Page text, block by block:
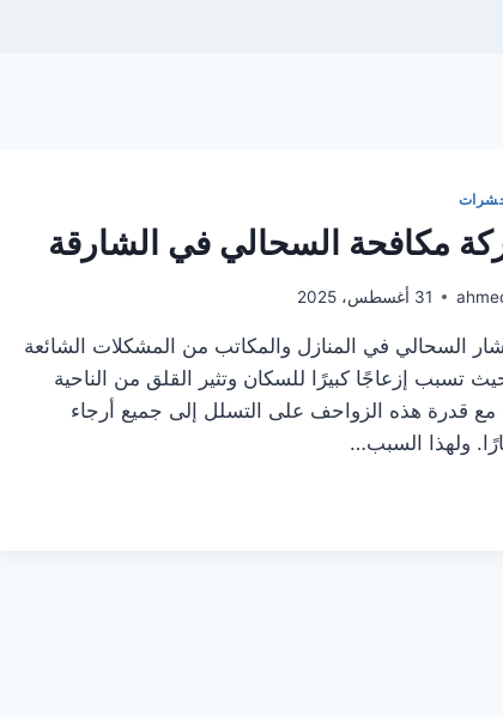
مكافحة السحالي في الشارقة
31 أغسطس، 2025
السحالي في المنازل والمكاتب من المشكلات الشائعة
تسبب إزعاجًا كبيرًا للسكان وتثير القلق من الناحية
مع قدرة هذه الزواحف على التسلل إلى جميع أرجاء
ولهذا السبب…